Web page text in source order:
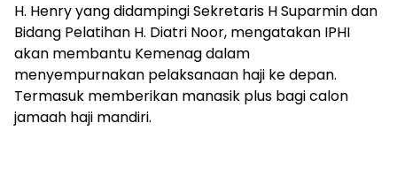
H. Henry yang didampingi Sekretaris H Suparmin dan
Bidang Pelatihan H. Diatri Noor, mengatakan IPHI
akan membantu Kemenag dalam
menyempurnakan pelaksanaan haji ke depan.
Termasuk memberikan manasik plus bagi calon
jamaah haji mandiri.